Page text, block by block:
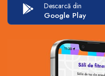
Descarcă din
Google Play